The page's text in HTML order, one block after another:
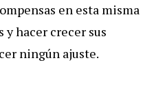
en esta misma
y hacer crecer sus
ningún ajuste.